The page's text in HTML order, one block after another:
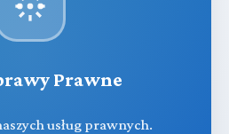
Prawne
usług prawnych.